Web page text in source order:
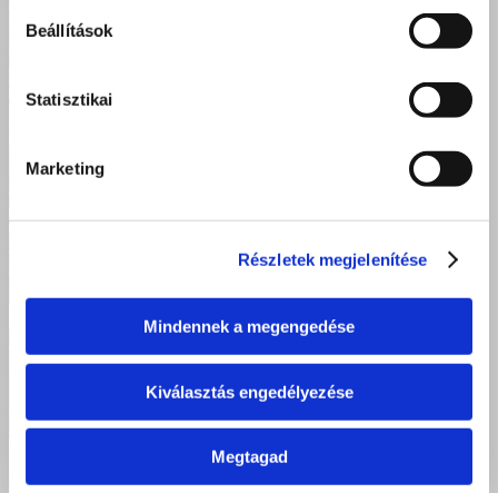
Beállítások
Statisztikai
Marketing
Részletek megjelenítése
Mindennek a megengedése
Kiválasztás engedélyezése
Megtagad
Debreceni ingyenes fodrász képzés: 11 tanuló tett sikeres